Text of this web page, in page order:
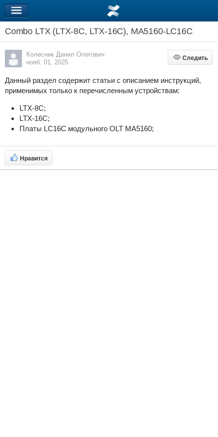
Combo LTX (LTX-8C, LTX-16C), MA5160-LC16C
Колесник Данил Олегович
нояб. 01, 2025
Следить
Следить
Данный раздел содержит статьи с описанием инструкций,
применимых только к перечисленным устройствам:
LTX-8C;
LTX-16C;
Платы LC16C модульного OLT MA5160;
Нравится